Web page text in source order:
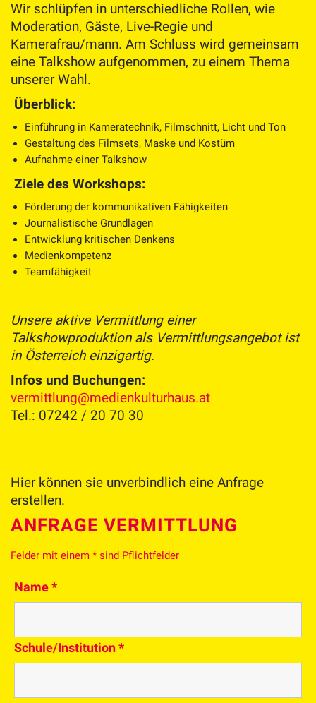
Wir schlüpfen in unterschiedliche Rollen, wie
Moderation, Gäste, Live-Regie und
Kamerafrau/mann. Am Schluss wird gemeinsam
eine Talkshow aufgenommen, zu einem Thema
unserer Wahl.
Überblick:
Einführung in Kameratechnik, Filmschnitt, Licht und Ton
Gestaltung des Filmsets, Maske und Kostüm
Aufnahme einer Talkshow
Ziele des Workshops:
Förderung der kommunikativen Fähigkeiten
Journalistische Grundlagen
Entwicklung kritischen Denkens
Medienkompetenz
Teamfähigkeit
Unsere aktive Vermittlung einer
Talkshowproduktion als Vermittlungsangebot ist
in Österreich einzigartig.
Infos und Buchungen:
vermittlung@medienkulturhaus.at
Tel.: 07242 / 20 70 30
Hier können sie unverbindlich eine Anfrage
erstellen.
ANFRAGE VERMITTLUNG
Felder mit einem * sind Pflichtfelder
Name*
Schule/Institution*